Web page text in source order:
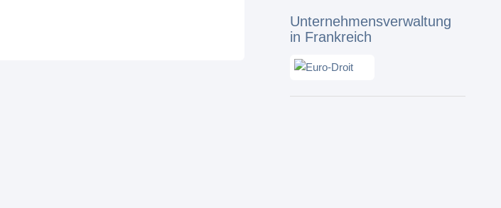
Unternehmensverwaltung
in Frankreich